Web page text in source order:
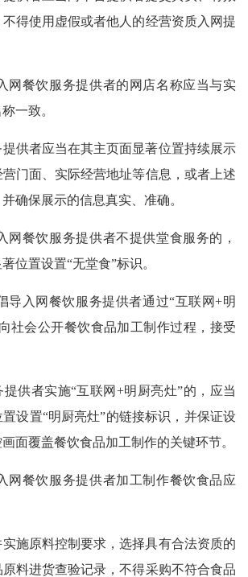
得使用虚假或者他人的经营资质入网提
网餐饮服务提供者的网店名称应当与实
一致。
提供者应当在其主页面显著位置持续展示
门面、实际经营地址等信息，或者上述
确保展示的信息真实、准确。
网餐饮服务提供者不提供堂食服务的，
位置设置“无堂食”标识。
导入网餐饮服务提供者通过“互联网+明
社会公开餐饮食品加工制作过程，接受
提供者实施“互联网+明厨亮灶”的，应当
设置“明厨亮灶”的链接标识，并保证设
面覆盖餐饮食品加工制作的关键环节。
网餐饮服务提供者加工制作餐饮食品应
实施原料控制要求，选择具有合法资质的
料进货查验记录，不得采购不符合食品